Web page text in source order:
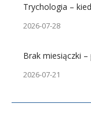
Trychologia –
2026-07-28
Brak miesiączki
2026-07-21